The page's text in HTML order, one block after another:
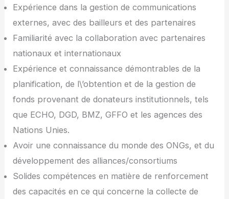
Expérience dans la gestion de communications
externes, avec des bailleurs et des partenaires
Familiarité avec la collaboration avec partenaires
nationaux et internationaux
Expérience et connaissance démontrables de la
planification, de l\’obtention et de la gestion de
fonds provenant de donateurs institutionnels, tels
que ECHO, DGD, BMZ, GFFO et les agences des
Nations Unies.
Avoir une connaissance du monde des ONGs, et du
développement des alliances/consortiums
Solides compétences en matière de renforcement
des capacités en ce qui concerne la collecte de